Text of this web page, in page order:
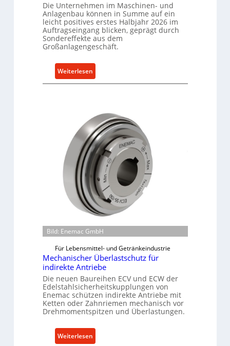
Die Unternehmen im Maschinen- und
Anlagenbau können in Summe auf ein
leicht positives erstes Halbjahr 2026 im
Auftragseingang blicken, geprägt durch
Sondereffekte aus dem
Großanlagengeschäft.
Weiterlesen:
M
h
i
n
e
n
a
u
-
e
t
e
l
l
u
n
g
e
n
Bild: Enemac GmbH
Für Lebensmittel- und Getränkeindustrie
Mechanischer Überlastschutz für
indirekte Antriebe
Die neuen Baureihen ECV und ECW der
Edelstahlsicherheitskupplungen von
Enemac schützen indirekte Antriebe mit
Ketten oder Zahnriemen mechanisch vor
Drehmomentspitzen und Überlastungen.
Weiterlesen: